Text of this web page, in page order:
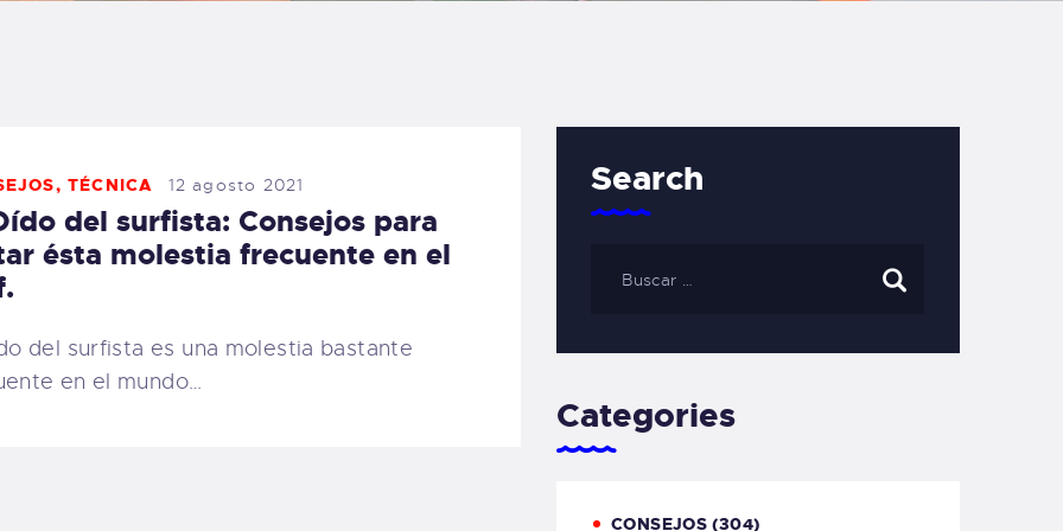
CARRITO
FAMILY
,TÉCNICA 12 agosto 2021
del surfista: Consejos para
ésta molestia frecuente en el
del surfista es una molestia bastante
en el mundo…
Search
Categories
CONSEJOS (304)